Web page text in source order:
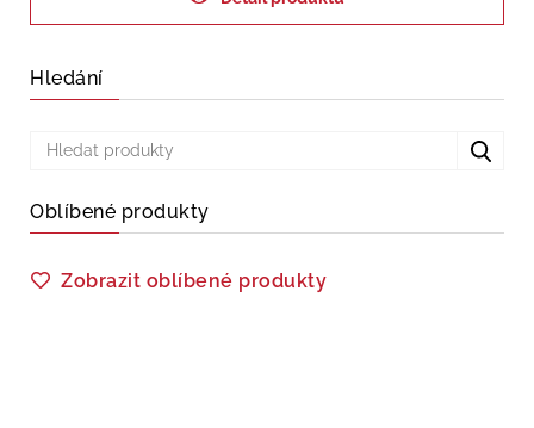
Hledání
Oblíbené produkty
Zobrazit oblíbené produkty